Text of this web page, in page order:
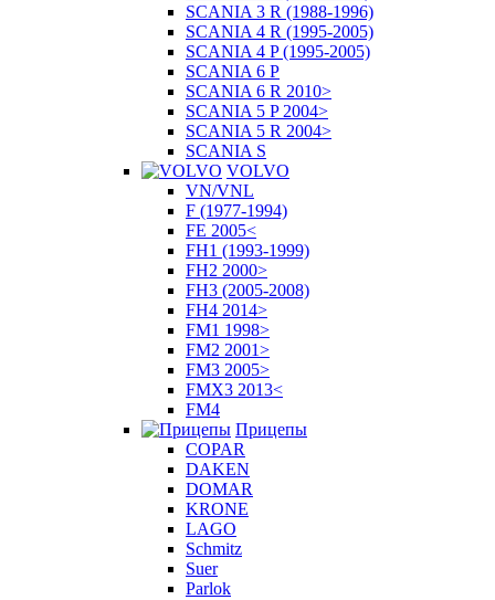
SCANIA 3 R (1988-1996)
SCANIA 4 R (1995-2005)
SCANIA 4 P (1995-2005)
SCANIA 6 P
SCANIA 6 R 2010>
SCANIA 5 P 2004>
SCANIA 5 R 2004>
SCANIA S
VOLVO
VN/VNL
F (1977-1994)
FE 2005<
FH1 (1993-1999)
FH2 2000>
FH3 (2005-2008)
FH4 2014>
FM1 1998>
FM2 2001>
FM3 2005>
FMX3 2013<
FM4
Прицепы
COPAR
DAKEN
DOMAR
KRONE
LAGO
Schmitz
Suer
Parlok